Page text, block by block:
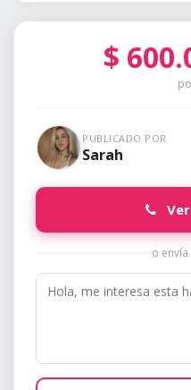
$
PUBLICADO POR
Sarah
o